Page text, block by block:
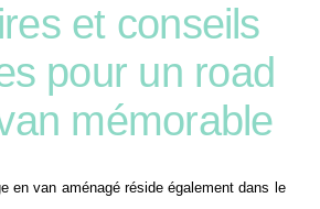
et conseils
pour un road
mémorable
en van aménagé réside également dans le